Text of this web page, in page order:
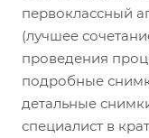
первоклассный
(лучшее
проведения
подробные
детальные
специалист в